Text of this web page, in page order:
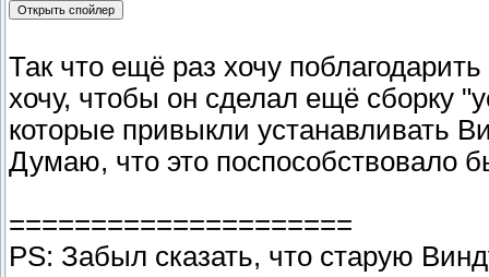
Так что ещё раз хочу поблагодарить
хочу, чтобы он сделал ещё сборку
которые привыкли устанавливать
Думаю, что это поспособствовало
=====================
PS: Забыл сказать, что старую